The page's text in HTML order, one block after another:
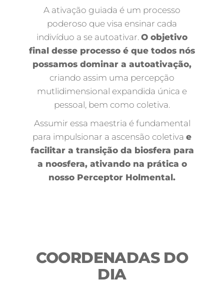
A ativação guiada é um processo
poderoso que visa ensinar cada
indivíduo a se autoativar. O objetivo
final desse processo é que todos nós
possamos dominar a autoativação,
criando assim uma percepção
mutlidimensional expandida única e
pessoal, bem como coletiva.
Assumir essa maestria é fundamental
para impulsionar a ascensão coletiva e
facilitar a transição da biosfera para
a noosfera, ativando na prática o
nosso Perceptor Holmental.
COORDENADAS DO
DIA